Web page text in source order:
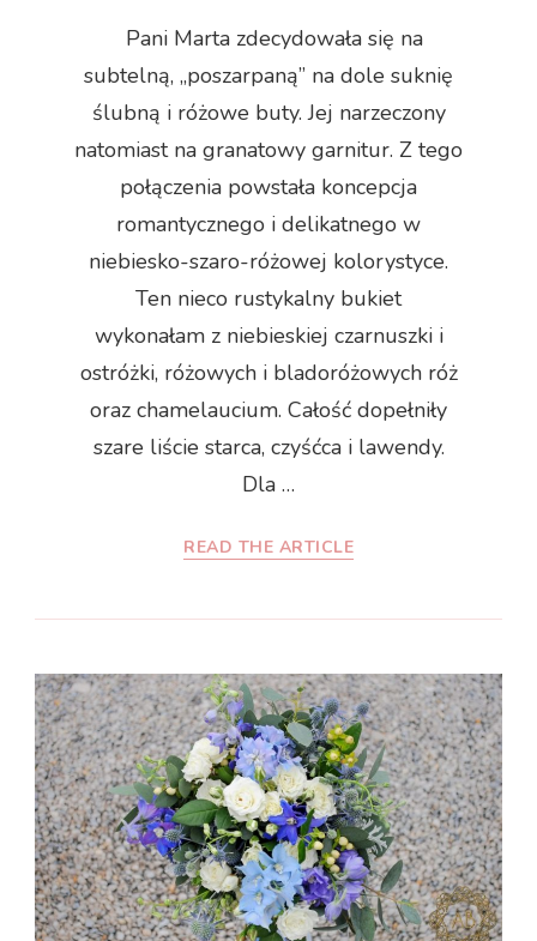
Pani Marta zdecydowała się na
subtelną, „poszarpaną” na dole suknię
ślubną i różowe buty. Jej narzeczony
natomiast na granatowy garnitur. Z tego
połączenia powstała koncepcja
romantycznego i delikatnego w
niebiesko-szaro-różowej kolorystyce.
Ten nieco rustykalny bukiet
wykonałam z niebieskiej czarnuszki i
ostróżki, różowych i bladoróżowych róż
oraz chamelaucium. Całość dopełniły
szare liście starca, czyśćca i lawendy.
Dla …
READ THE ARTICLE